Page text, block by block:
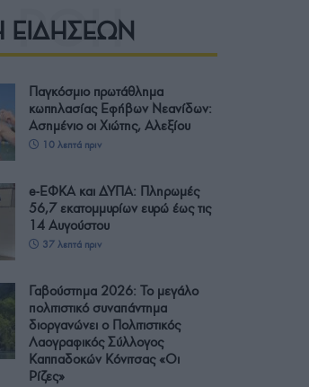
ΕΙΔΗΣΕΩΝ
Παγκόσμιο πρωτάθλημα
κωπηλασίας Εφήβων Νεανίδων:
Ασημένιο οι Χιώτης, Αλεξίου
10 λεπτά πριν
e-ΕΦΚΑ και ΔΥΠΑ: Πληρωμές
56,7 εκατομμυρίων ευρώ έως τις
14 Αυγούστου
37 λεπτά πριν
Γαβούστημα 2026: Το μεγάλο
πολιτιστικό συναπάντημα
διοργανώνει ο Πολιτιστικός
Λαογραφικός Σύλλογος
Καππαδοκών Κόνιτσας «Οι
Ρίζες»